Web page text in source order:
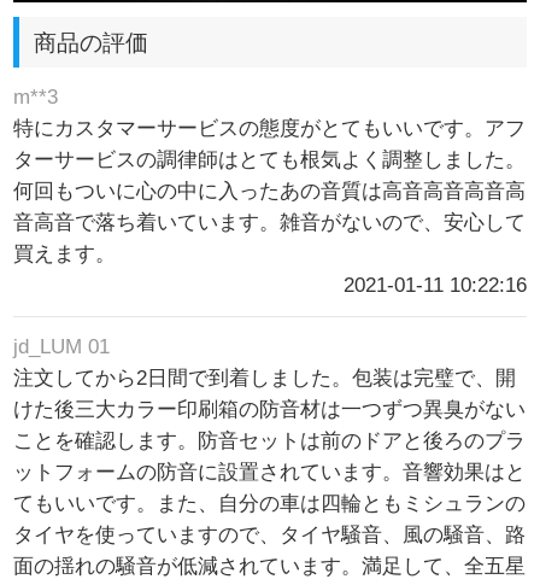
商品の評価
m**3
特にカスタマーサービスの態度がとてもいいです。アフ
ターサービスの調律師はとても根気よく調整しました。
何回もついに心の中に入ったあの音質は高音高音高音高
音高音で落ち着いています。雑音がないので、安心して
買えます。
2021-01-11 10:22:16
jd_LUM 01
注文してから2日間で到着しました。包装は完璧で、開
けた後三大カラー印刷箱の防音材は一つずつ異臭がない
ことを確認します。防音セットは前のドアと後ろのプラ
ットフォームの防音に設置されています。音響効果はと
てもいいです。また、自分の車は四輪ともミシュランの
タイヤを使っていますので、タイヤ騒音、風の騒音、路
面の揺れの騒音が低減されています。満足して、全五星